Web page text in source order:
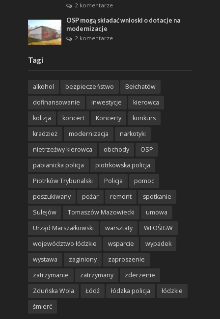
2 komentarze
OSP mogą składać wnioski o dotacje na
modernizacje
2 komentarze
Tagi
alkohol bezpieczeństwo
Bełchatów
dofinansowanie
inwestycje
kierowca
kolizja
koncert Koncerty
konkurs
kradzież
modernizacja
narkotyki
nietrzeźwy kierowca
obchody
OSP
pabianicka policja
piotrkowska policja
Piotrków Trybunalski
Policja
pomoc
poszukiwany
pożar remont
spotkanie
Sulejów
Tomaszów Mazowiecki
umowa
Urząd Marszałkowski
warsztaty
WFOŚIGW
województwo łódzkie
wsparcie
wypadek
wystawa
zaginiony
zaproszenie
zatrzymanie
zatrzymany
zderzenie
Zduńska Wola
Łódź łódzka policja
łódzkie
śmierć